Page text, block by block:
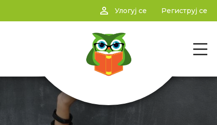
person_outline Улогуј се Региструј се